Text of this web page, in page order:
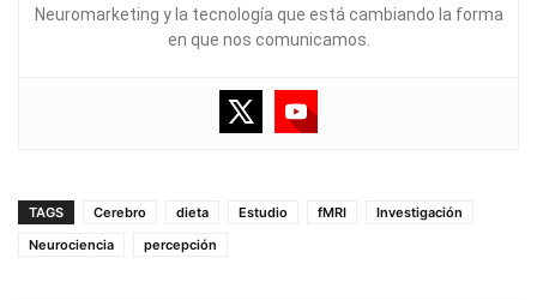
Neuromarketing y la tecnología que está cambiando la forma
en que nos comunicamos.
TAGS Cerebro dieta Estudio fMRI
Investigación
Neurociencia
percepción